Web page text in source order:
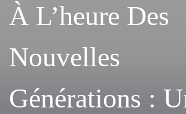
À L’heure Des
Nouvelles
Générations :